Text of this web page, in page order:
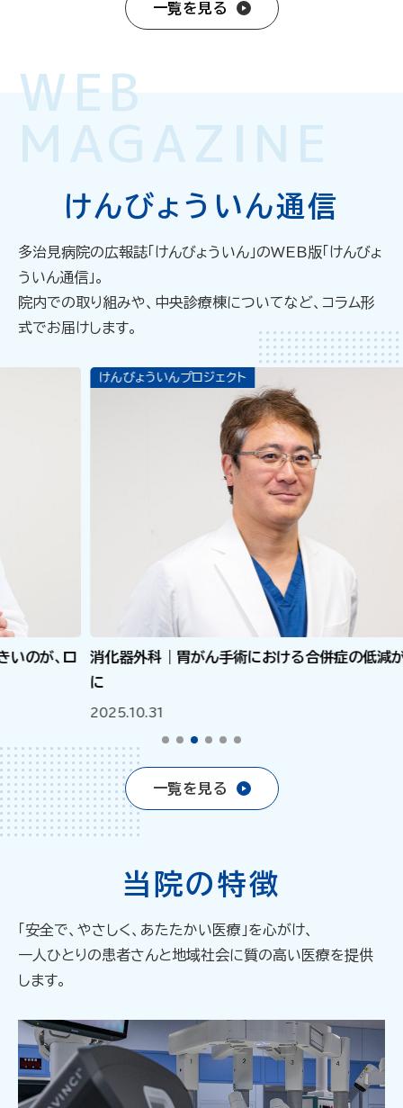
一覧を見る
WEB
MAGAZINE
けんびょういん通信
多治見病院の広報誌「けんびょういん」のWEB版「けんびょ
ういん通信」。
院内での取り組みや、中央診療棟についてなど、コラム形
式でお届けします。
けんびょういんプロジェクト
消化器外科｜胃がん手術における合併症の低減が可能
2025.10.31
泌
一覧を見る
当院の特徴
「安全で、やさしく、あたたかい医療」を心がけ、
一人ひとりの患者さんと地域社会に質の高い医療を提供
します。